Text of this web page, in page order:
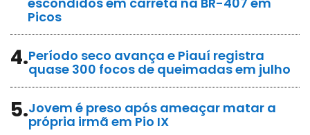
Picos
4.Período seco avança e Piauí registra
quase 300 focos de queimadas em julho
5.Jovem é preso após ameaçar matar a
própria irmã em Pio IX